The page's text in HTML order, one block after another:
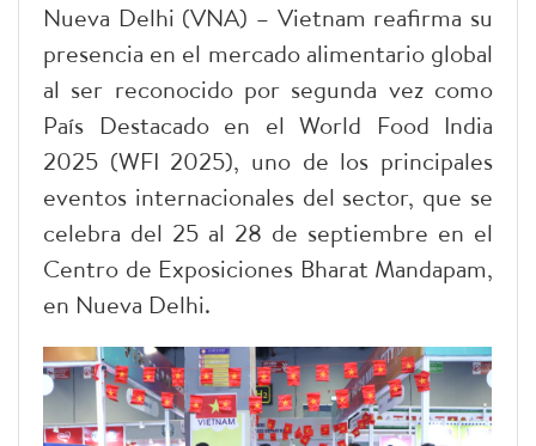
Nueva Delhi (VNA) – Vietnam reafirma su
presencia en el mercado alimentario global
al ser reconocido por segunda vez como
País Destacado en el World Food India
2025 (WFI 2025), uno de los principales
eventos internacionales del sector, que se
celebra del 25 al 28 de septiembre en el
Centro de Exposiciones Bharat Mandapam,
en Nueva Delhi.